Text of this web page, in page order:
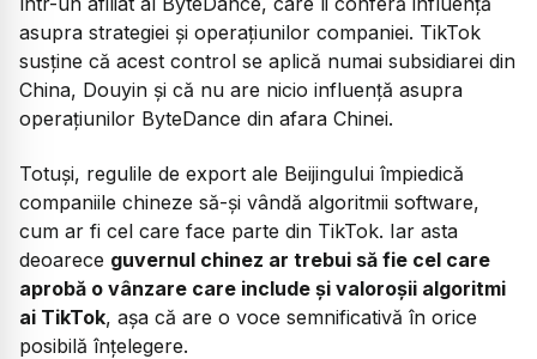
asupra strategiei și operațiunilor companiei. TikTok
susține că acest control se aplică numai subsidiarei din
China, Douyin și că nu are nicio influență asupra
operațiunilor ByteDance din afara Chinei.
Totuși, regulile de export ale Beijingului împiedică
companiile chineze să-și vândă algoritmii software,
cum ar fi cel care face parte din TikTok. Iar asta
deoarece guvernul chinez ar trebui să fie cel care
aprobă o vânzare care include și valoroșii algoritmi
ai TikTok, așa că are o voce semnificativă în orice
posibilă înțelegere.